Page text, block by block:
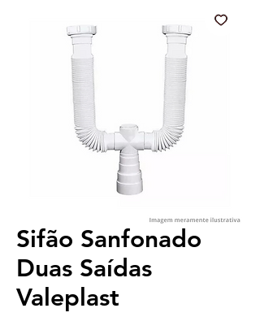
Sifão Sanfonado
Duas Saídas
Valeplast